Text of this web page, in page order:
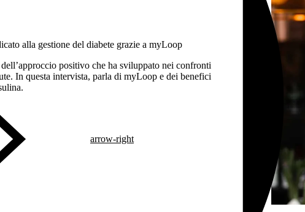
alla gestione del diabete grazie a myLoop
positivo che ha sviluppato nei confronti
In questa intervista, parla di myLoop e dei benefici
arrow-right